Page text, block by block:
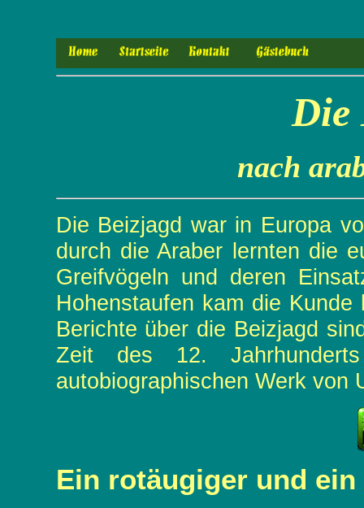
Die
nach
Die Beizjagd war in Europa
durch die Araber lernten die
Greifvögeln und deren
Hohenstaufen kam die
Berichte über die Beizjagd
Zeit des 12.
autobiographischen Werk von
Ein rotäugiger und